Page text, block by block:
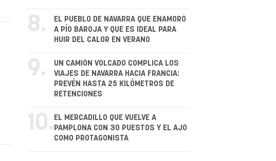
8.
EL PUEBLO DE NAVARRA QUE ENAMORÓ
A PÍO BAROJA Y QUE ES IDEAL PARA
HUIR DEL CALOR EN VERANO
9.
UN CAMIÓN VOLCADO COMPLICA LOS
VIAJES DE NAVARRA HACIA FRANCIA:
PREVÉN HASTA 25 KILÓMETROS DE
RETENCIONES
10. EL MERCADILLO QUE VUELVE A
PAMPLONA CON 30 PUESTOS Y EL AJO
COMO PROTAGONISTA